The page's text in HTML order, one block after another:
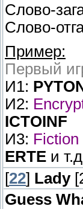
Слово-
Слово-
Пример:
Первый
И1:
И2:
ICTOINF
И3: Fiction
ERTE и
[22] Lady
Guess